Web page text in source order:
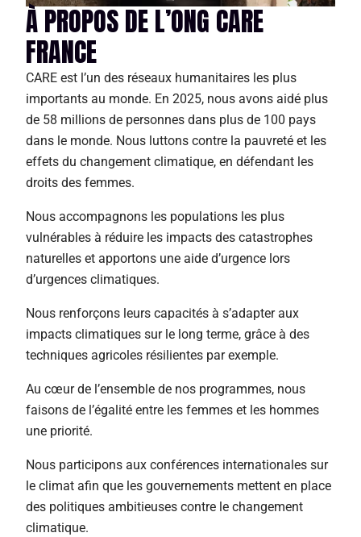
À PROPOS DE L’ONG CARE
FRANCE
CARE est l’un des réseaux humanitaires les plus
importants au monde. En 2025, nous avons aidé plus
de 58 millions de personnes dans plus de 100 pays
dans le monde. Nous luttons contre la pauvreté et les
effets du changement climatique, en défendant les
droits des femmes.
Nous accompagnons les populations les plus
vulnérables à réduire les impacts des catastrophes
naturelles et apportons une aide d’urgence lors
d’urgences climatiques.
Nous renforçons leurs capacités à s’adapter aux
impacts climatiques sur le long terme, grâce à des
techniques agricoles résilientes par exemple.
Au cœur de l’ensemble de nos programmes, nous
faisons de l’égalité entre les femmes et les hommes
une priorité.
Nous participons aux conférences internationales sur
le climat afin que les gouvernements mettent en place
des politiques ambitieuses contre le changement
climatique.